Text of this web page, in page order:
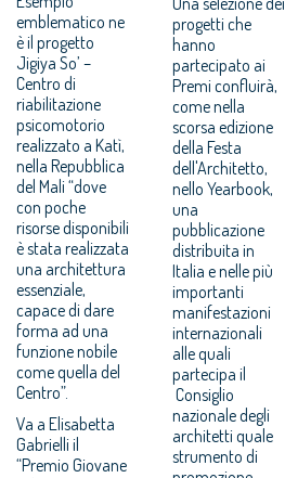
emblematico ne
è il progetto
Jigiya So’ –
Centro di
riabilitazione
psicomotorio
realizzato a Katì,
nella Repubblica
del Mali “dove
con poche
risorse disponibili
è stata realizzata
una architettura
essenziale,
capace di dare
forma ad una
funzione nobile
come quella del
Centro”.
Va a Elisabetta
Gabrielli il
“Premio Giovane
progetti che
hanno
partecipato ai
Premi confluirà,
come nella
scorsa edizione
della Festa
dell'Architetto,
nello Yearbook,
una
pubblicazione
distribuita in
Italia e nelle più
importanti
manifestazioni
internazionali
alle quali
partecipa il
Consiglio
nazionale degli
architetti quale
strumento di